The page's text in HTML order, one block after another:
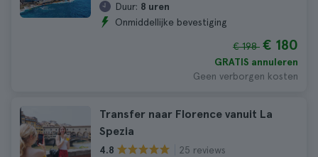
Duur: 8 uren
Onmiddellijke bevestiging
€ 198 € 180
GRATIS annuleren
Geen verborgen kosten
Transfer naar Florence vanuit La
Spezia
4.8
25 reviews